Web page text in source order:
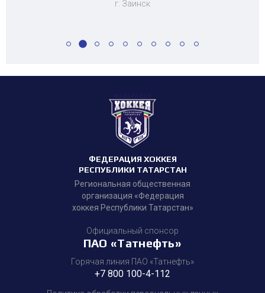
г. Заинск
ФЕДЕРАЦИЯ ХОККЕЯ
РЕСПУБЛИКИ ТАТАРСТАН
Региональная общественная
организация «Федерация
хоккея Республики Татарстан»
Официальный спонсор
ПАО «Татнефть»
Горячая линия ПАО «Татнефть»
+7 800 100-4-112